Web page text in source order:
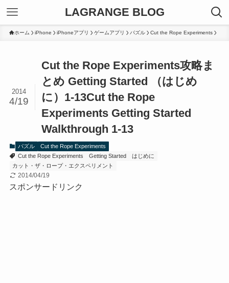
LAGRANGE BLOG
ホーム iPhone iPhoneアプリ ゲームアプリ パズル Cut the Rope Experiments
Cut the Rope Experiments攻略ま
とめ Getting Started （はじめ
に）1-13Cut the Rope
Experiments Getting Started
Walkthrough 1-13
2014
4/19
パズル
Cut the Rope Experiments
Cut the Rope Experiments
Getting Started
はじめに
カット・ザ・ロープ・エクスペリメント
2014/04/19
スポンサードリンク